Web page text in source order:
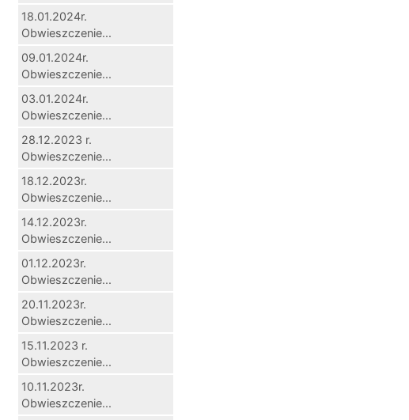
18.01.2024r.
Obwieszczenie...
09.01.2024r.
Obwieszczenie...
03.01.2024r.
Obwieszczenie...
28.12.2023 r.
Obwieszczenie...
18.12.2023r.
Obwieszczenie...
14.12.2023r.
Obwieszczenie...
01.12.2023r.
Obwieszczenie...
20.11.2023r.
Obwieszczenie...
15.11.2023 r.
Obwieszczenie...
10.11.2023r.
Obwieszczenie...